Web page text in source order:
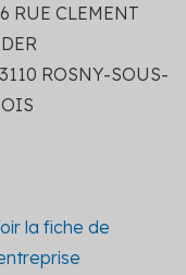
RUE CLEMENT
ROSNY-SOUS-
la fiche de